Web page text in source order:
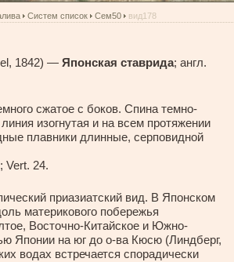
Систем список Сем50 вид178
1842) — Японская ставрида; англ.
сжатое с боков. Спина темно-
изогнутая и на всем протяжении
плавники длинные, серповидной
Vert. 24.
приазиатский вид. В Японском
материкового побережья
Восточно-Китайское и Южно-
Японии на юг до о-ва Кюсю (Линдберг,
водах встречается спорадически